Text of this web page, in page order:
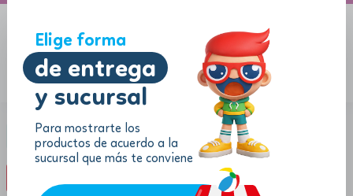
Elige forma
de entrega
y sucursal
Para mostrarte los
productos de acuerdo a la
sucursal que más te conviene
Categoría:Motos